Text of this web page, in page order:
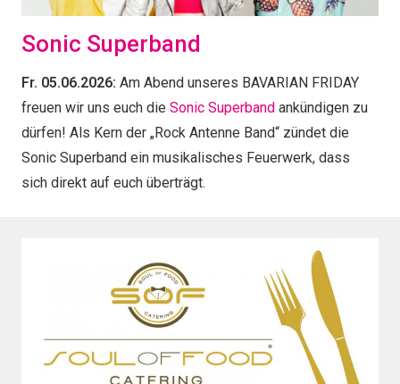
Sonic Superband
Fr. 05.06.2026: Am Abend unseres BAVARIAN FRIDAY
freuen wir uns euch die Sonic Superband ankündigen zu
dürfen! Als Kern der „Rock Antenne Band“ zündet die
Sonic Superband ein musikalisches Feuerwerk, dass
sich direkt auf euch überträgt.